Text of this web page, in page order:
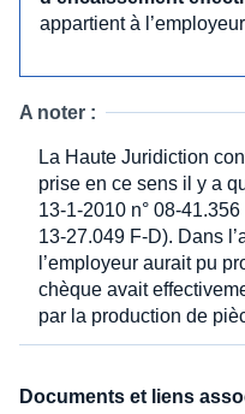
appartient à
A noter :
La Haute Juridiction
prise en ce sens il y a
13-1-2010 n° 08-
13-27.049 F-D). Dans
l’employeur aurait pu
chèque avait
par la production de
Documents et liens